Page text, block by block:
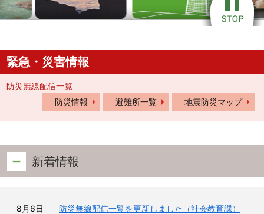
緊急・災害情報
防災無線配信一覧
防災情報
避難所一覧 地震防災マップ
新着情報
8月6日 防災無線配信一覧を更新しました（社会教育課）